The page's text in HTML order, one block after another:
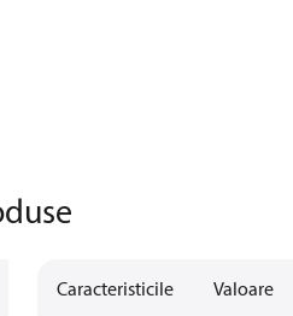
Caracteristicile Valoare